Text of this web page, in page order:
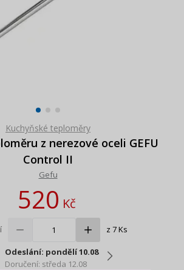
Kuchyňské teploměry
z nerezové oceli GEFU
Control II
Gefu
520Kč
z 7 Ks
Odeslání: pondělí 10.08
Doručení: středa 12.08